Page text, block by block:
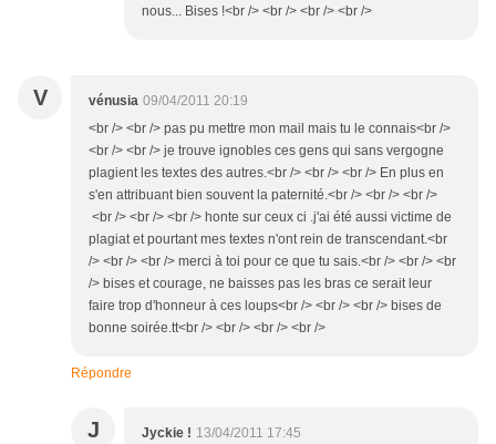
nous... Bises !<br /> <br /> <br /> <br />
V vénusia 09/04/2011 20:19
<br /> <br /> pas pu mettre mon mail mais tu le connais<br />
<br /> <br /> je trouve ignobles ces gens qui sans vergogne
plagient les textes des autres.<br /> <br /> <br /> En plus en
s'en attribuant bien souvent la paternité.<br /> <br /> <br />
<br /> <br /> <br /> honte sur ceux ci .j'ai été aussi victime de
plagiat et pourtant mes textes n'ont rein de transcendant.<br
/> <br /> <br /> merci à toi pour ce que tu sais.<br /> <br /> <br
/> bises et courage, ne baisses pas les bras ce serait leur
faire trop d'honneur à ces loups<br /> <br /> <br /> bises de
bonne soirée.tt<br /> <br /> <br /> <br />
Répondre
J Jyckie ! 13/04/2011 17:45